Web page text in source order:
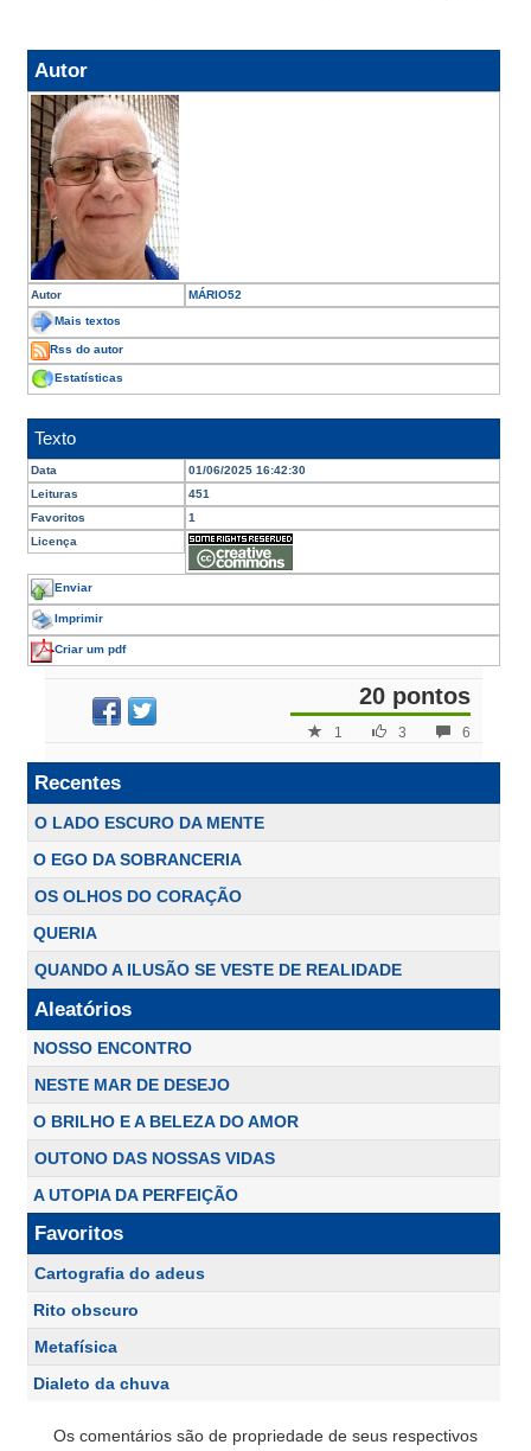
Autor
Autor MÁRIO52
Mais textos
Rss do autor
Estatísticas
Texto
Data
01/06/2025 16:42:30
Leituras
451
Favoritos
1
Licença
Enviar
Imprimir
Criar um pdf
20 pontos
6
3
1
Recentes
O LADO ESCURO DA MENTE
O EGO DA SOBRANCERIA
OS OLHOS DO CORAÇÃO
QUERIA
QUANDO A ILUSÃO SE VESTE DE REALIDADE
Aleatórios
NOSSO ENCONTRO
NESTE MAR DE DESEJO
O BRILHO E A BELEZA DO AMOR
OUTONO DAS NOSSAS VIDAS
A UTOPIA DA PERFEIÇÃO
Favoritos
Cartografia do adeus
Rito obscuro
Metafísica
Dialeto da chuva
Os comentários são de propriedade de seus respectivos